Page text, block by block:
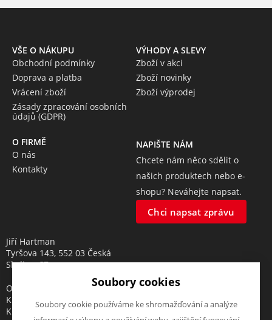
VŠE O NÁKUPU
Obchodní podmínky
Doprava a platba
Vrácení zboží
Zásady zpracování osobních
údajů (GDPR)
VÝHODY A SLEVY
Zboží v akci
Zboží novinky
Zboží výprodej
O FIRMĚ
O nás
Kontakty
NAPIŠTE NÁM
Chcete nám něco sdělit o
našich produktech nebo e-
shopu? Neváhejte napsat.
Chci napsat zprávu
Jiří Hartman
Tyršova 143, 552 03 Česká
Skalice, CZ
Obchodní rejstřík vedený u
Krajského soudu v Hradci
Králové, oddíl A, vložka 18553
Soubory cookies
Soubory cookie používáme ke shromažďování a analýze